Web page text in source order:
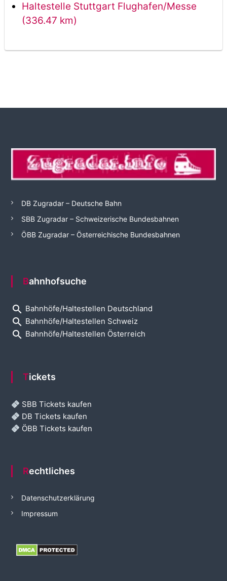
Haltestelle Stuttgart Flughafen/Messe
(336.47 km)
DB Zugradar – Deutsche Bahn
SBB Zugradar – Schweizerische Bundesbahnen
ÖBB Zugradar – Österreichische Bundesbahnen
Bahnhofsuche
search Bahnhöfe/Haltestellen Deutschland
search Bahnhöfe/Haltestellen Schweiz
search Bahnhöfe/Haltestellen Österreich
Tickets
SBB Tickets kaufen
DB Tickets kaufen
ÖBB Tickets kaufen
Rechtliches
Datenschutzerklärung
Impressum